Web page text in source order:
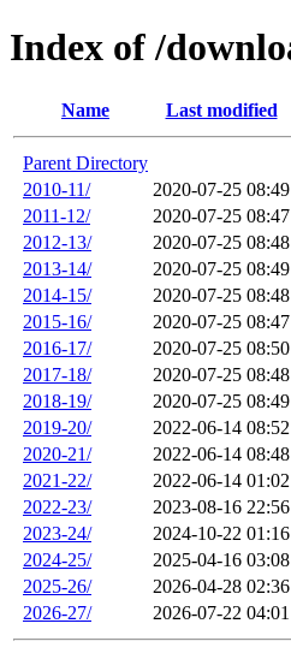
Index of /
Name Last modified
Parent Directory
2010-11/
2020-07-25 08:49
2011-12/
2020-07-25 08:47
2012-13/
2020-07-25 08:48
2013-14/
2020-07-25 08:49
2014-15/
2020-07-25 08:48
2015-16/
2020-07-25 08:47
2016-17/
2020-07-25 08:50
2017-18/
2020-07-25 08:48
2018-19/
2020-07-25 08:49
2019-20/
2022-06-14 08:52
2020-21/
2022-06-14 08:48
2021-22/
2022-06-14 01:02
2022-23/
2023-08-16 22:56
2023-24/
2024-10-22 01:16
2024-25/
2025-04-16 03:08
2025-26/
2026-04-28 02:36
2026-27/
2026-07-22 04:01